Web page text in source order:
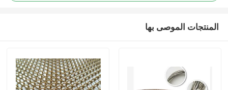
المنتجات الموصى بها